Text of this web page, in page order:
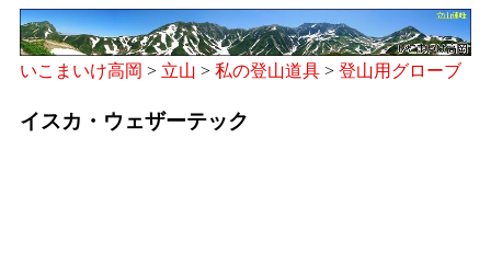
いこまいけ高岡 > 立山 > 私の登山道具 > 登山用グローブ
イスカ・ウェザーテック